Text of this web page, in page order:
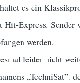
es ein
Express. Sender
werden.
leider nicht
„TechniSat”,